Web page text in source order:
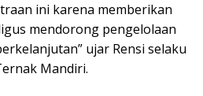
ini karena memberikan
mendorong pengelolaan
ujar Rensi selaku
Mandiri.